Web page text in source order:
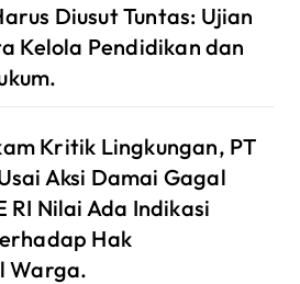
Diusut Tuntas: Ujian
Kelola Pendidikan dan
Kritik Lingkungan, PT
Aksi Damai Gagal
RI Nilai Ada Indikasi
Hak
Warga.